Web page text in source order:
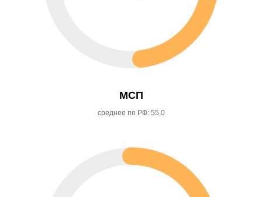
МСП
среднее по РФ: 55,0